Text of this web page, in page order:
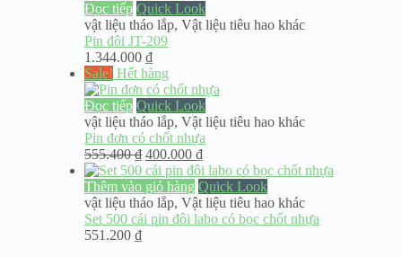
Đọc tiếp Quick Look
vật liệu tháo lắp, Vật liệu tiêu hao khác
Pin đôi JT-209
1.344.000 ₫
Sale! Hết hàng
Đọc tiếp Quick Look
vật liệu tháo lắp, Vật liệu tiêu hao khác
Pin đơn có chốt nhựa
555.400₫ Giá
gốc
là:
555.400 ₫.
400.000 ₫Giá
hiện
tại
là:
400.000 ₫.
Thêm vào giỏ hàng Quick Look
vật liệu tháo lắp, Vật liệu tiêu hao khác
Set 500 cái pin đôi labo có bọc chốt nhựa
551.200 ₫